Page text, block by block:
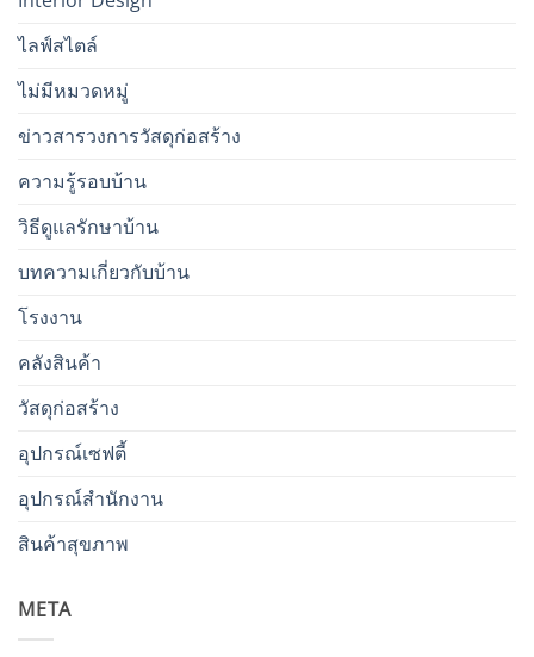
ไลฟ์สไตล์
ไม่มีหมวดหมู่
ข่าวสารวงการวัสดุก่อสร้าง
ความรู้รอบบ้าน
วิธีดูแลรักษาบ้าน
บทความเกี่ยวกับบ้าน
โรงงาน
คลังสินค้า
วัสดุก่อสร้าง
อุปกรณ์เซฟตี้
อุปกรณ์สำนักงาน
สินค้าสุขภาพ
META